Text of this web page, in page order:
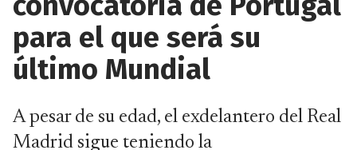
para el que será su
último Mundial
A pesar de su edad, el exdelantero del Real
Madrid sigue teniendo la